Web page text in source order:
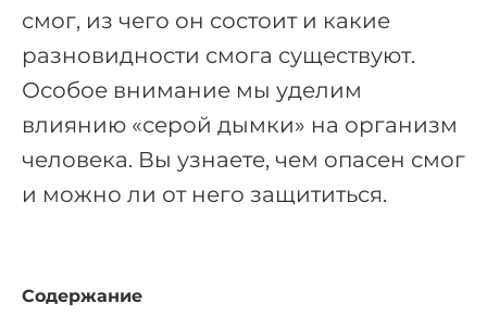
смог, из чего он состоит и какие
разновидности смога существуют.
Особое внимание мы уделим
влиянию «серой дымки» на организм
человека. Вы узнаете, чем опасен смог
и можно ли от него защититься.
Содержание